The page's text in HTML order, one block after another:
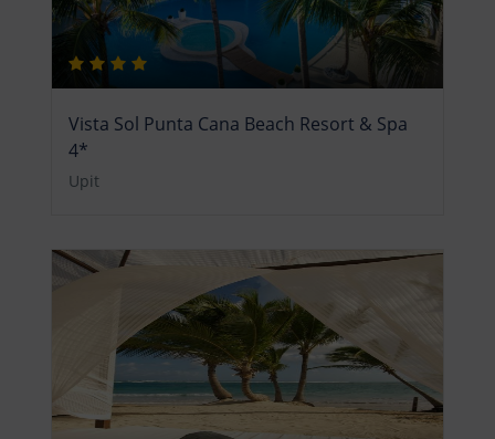
Vista Sol Punta Cana Beach Resort & Spa
4*
Upit